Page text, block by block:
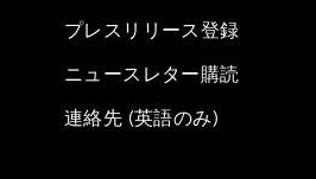
プレスリリース登録
ニュースレター購読
連絡先 (英語のみ)